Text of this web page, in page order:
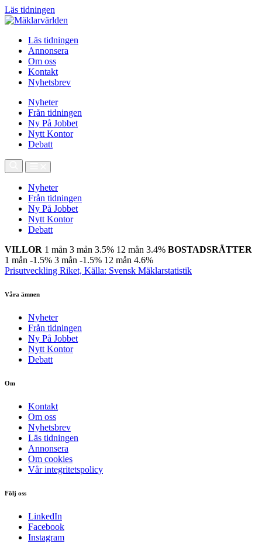
Läs tidningen
Läs tidningen
Annonsera
Om oss
Kontakt
Nyhetsbrev
Nyheter
Från tidningen
Ny På Jobbet
Nytt Kontor
Debatt
Nyheter
Från tidningen
Ny På Jobbet
Nytt Kontor
Debatt
VILLOR 1 mån 3 mån 3.5% 12 mån 3.4% BOSTADSRÄTTER
1 mån -1.5% 3 mån -1.5% 12 mån 4.6%
Prisutveckling Riket, Källa: Svensk Mäklarstatistik
Våra ämnen
Nyheter
Från tidningen
Ny På Jobbet
Nytt Kontor
Debatt
Om
Kontakt
Om oss
Nyhetsbrev
Läs tidningen
Annonsera
Om cookies
Vår integritetspolicy
Följ oss
LinkedIn
Facebook
Instagram